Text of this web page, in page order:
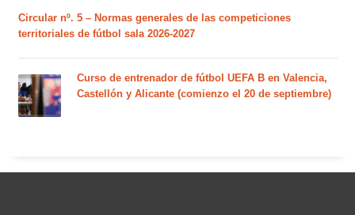
Circular nº. 5 – Normas generales de las competiciones
territoriales de fútbol sala 2026-2027
Curso de entrenador de fútbol UEFA B en Valencia,
Castellón y Alicante (comienzo el 20 de septiembre)